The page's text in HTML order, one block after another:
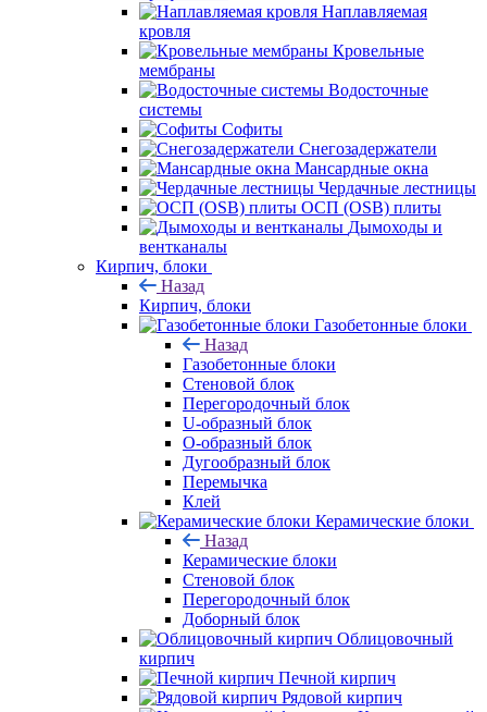
Наплавляемая
кровля
Кровельные
мембраны
Водосточные
системы
Софиты
Снегозадержатели
Мансардные окна
Чердачные лестницы
ОСП (OSB) плиты
Дымоходы и
вентканалы
Кирпич, блоки
Назад
Кирпич, блоки
Газобетонные блоки
Назад
Газобетонные блоки
Стеновой блок
Перегородочный блок
U-образный блок
О-образный блок
Дугообразный блок
Перемычка
Клей
Керамические блоки
Назад
Керамические блоки
Стеновой блок
Перегородочный блок
Доборный блок
Облицовочный
кирпич
Печной кирпич
Рядовой кирпич